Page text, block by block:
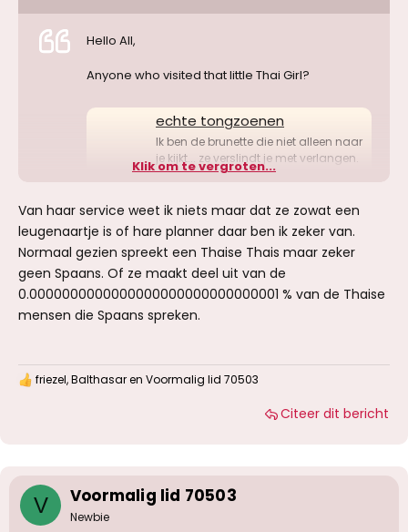
Hello All,
Anyone who visited that little Thai Girl?
echte tongzoenen
Ik ben de brunette die niet alleen naar
je kijkt... ze verslindt je met verlangen.
Een brandend lichaam, een zachte
www.redlights.be
Would like to know about her services.
Klik om te vergroten...
Van haar service weet ik niets maar dat ze zowat een
leugenaartje is of hare planner daar ben ik zeker van.
Normaal gezien spreekt een Thaise Thais maar zeker
geen Spaans. Of ze maakt deel uit van de
0.0000000000000000000000000000001 % van de Thaise
mensen die Spaans spreken.
W
n
g
friezel,Balthasaren Voormalig lid 70503
Citeer dit bericht
V Voormalig lid 70503
Newbie